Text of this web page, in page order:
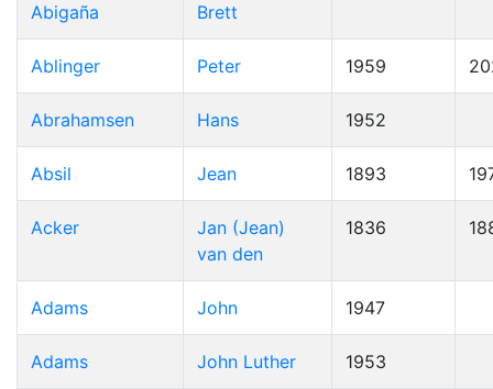
Abigaña Brett
Ablinger Peter 1959
Abrahamsen Hans 1952
Absil Jean 1893
Acker
Jan (Jean)
van den
1836
Adams John 1947
Adams John Luther 1953